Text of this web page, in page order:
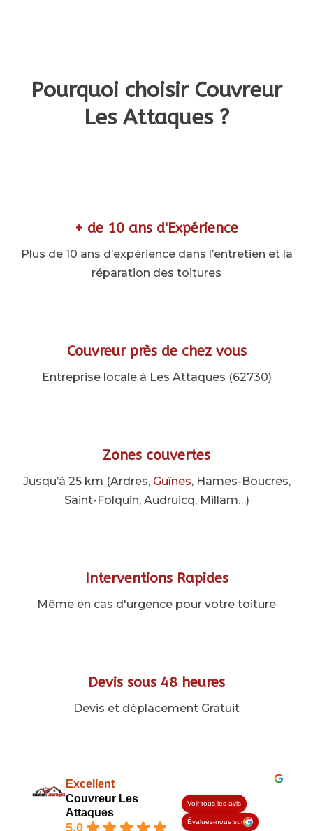
Pourquoi choisir Couvreur
Les Attaques ?
+ de 10 ans d'Expérience
Plus de 10 ans d’expérience dans l’entretien et la
réparation des toitures
Couvreur près de chez vous
Entreprise locale à Les Attaques (62730)
Zones couvertes
Jusqu’à 25 km (Ardres, Guînes, Hames-Boucres,
Saint-Folquin, Audruicq, Millam…)
Interventions Rapides
Même en cas d'urgence pour votre toiture
Devis sous 48 heures
Devis et déplacement Gratuit
Excellent
Couvreur Les
Attaques
5.0
Voir tous les avis
Évaluez-nous sur